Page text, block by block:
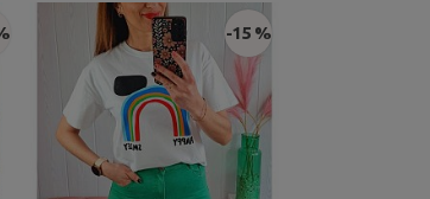
-15 %